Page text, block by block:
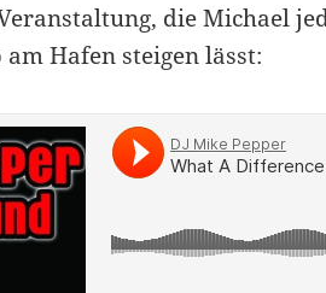
die Michael
am Hafen steigen lässt: